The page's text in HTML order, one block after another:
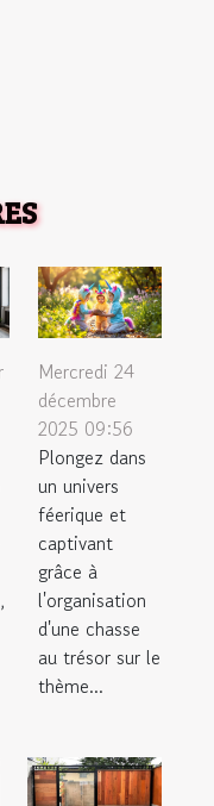
Mercredi 24
décembre
2025 09:56
Plongez dans
un univers
féerique et
captivant
grâce à
l'organisation
d'une chasse
au trésor sur le
thème...